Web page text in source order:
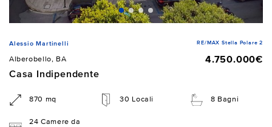
Alessio Martinelli RE/MAX Stella Polare 2
Alberobello, BA
4.750.000€
Casa Indipendente
870 mq 30 Locali 8 Bagni
24 Camere da